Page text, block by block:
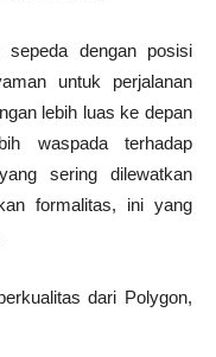
dengan posisi
untuk perjalanan
lebih luas ke depan
waspada terhadap
sering dilewatkan
formalitas, ini yang
dari Polygon,